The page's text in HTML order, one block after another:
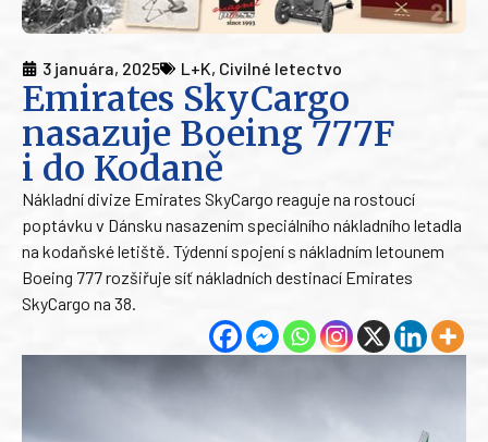
3 januára, 2025 L+K, Civilné letectvo
Emirates SkyCargo
nasazuje Boeing 777F
i do Kodaně
Nákladní divize Emirates SkyCargo reaguje na rostoucí
poptávku v Dánsku nasazením speciálního nákladního letadla
na kodaňské letiště. Týdenní spojení s nákladním letounem
Boeing 777 rozšiřuje síť nákladních destinací Emirates
SkyCargo na 38.